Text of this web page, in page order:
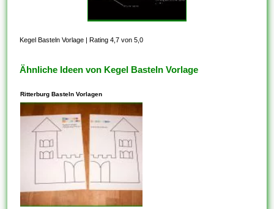
Kegel Basteln Vorlage |Rating 4,7 von 5,0
Ähnliche Ideen von Kegel Basteln Vorlage
Ritterburg Basteln Vorlagen